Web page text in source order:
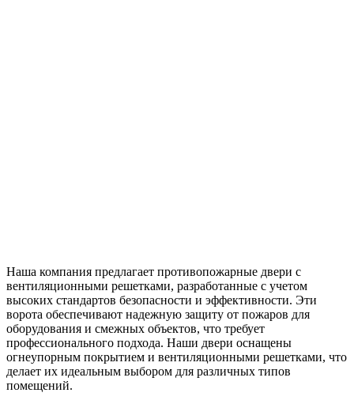
Наша компания предлагает противопожарные двери с
вентиляционными решетками, разработанные с учетом
высоких стандартов безопасности и эффективности. Эти
ворота обеспечивают надежную защиту от пожаров для
оборудования и смежных объектов, что требует
профессионального подхода. Наши двери оснащены
огнеупорным покрытием и вентиляционными решетками, что
делает их идеальным выбором для различных типов
помещений.